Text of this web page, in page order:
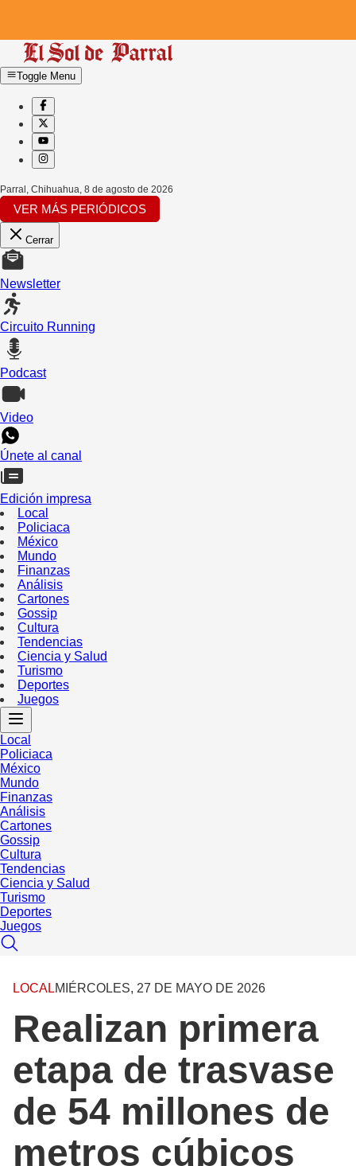
Toggle Menu
Parral, Chihuahua 8 de agosto de 2026
VER MÁS PERIÓDICOS
Cerrar
Newsletter
Circuito Running
Podcast
Video
Únete al canal
Edición impresa
Local
Policiaca
México
Mundo
Finanzas
Análisis
Cartones
Gossip
Cultura
Tendencias
Ciencia y Salud
Turismo
Deportes
Juegos
Local
Policiaca
México
Mundo
Finanzas
Análisis
Cartones
Gossip
Cultura
Tendencias
Ciencia y Salud
Turismo
Deportes
Juegos
LOCALMIÉRCOLES, 27 DE MAYO DE 2026
Realizan primera
etapa de trasvase
de 54 millones de
metros cúbicos